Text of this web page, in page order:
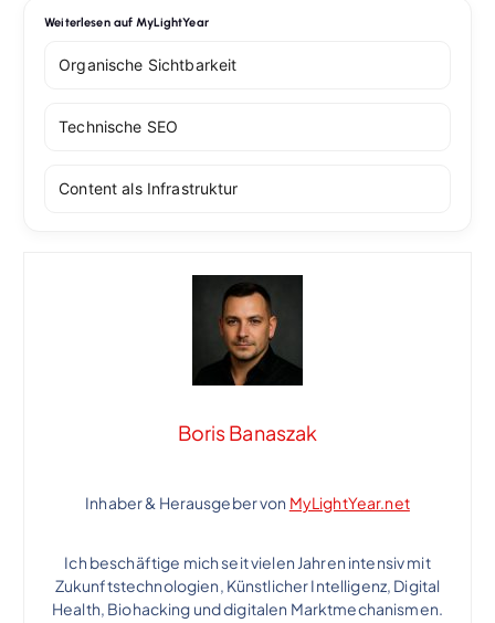
SERP/Feed-Snippets testen, A/B-Headline-Tests,
Weiterlesen auf MyLightYear
Organische Sichtbarkeit
Technische SEO
Content als Infrastruktur
Boris Banaszak
Inhaber & Herausgeber von MyLightYear.net
Ich beschäftige mich seit vielen Jahren intensiv mit
Zukunftstechnologien, Künstlicher Intelligenz, Digital
Health, Biohacking und digitalen Marktmechanismen.